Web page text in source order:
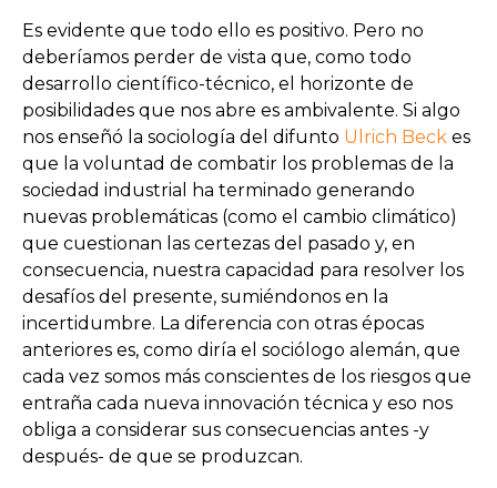
Es evidente que todo ello es positivo. Pero no
deberíamos perder de vista que, como todo
desarrollo científico-técnico, el horizonte de
posibilidades que nos abre es ambivalente. Si algo
nos enseñó la sociología del difunto Ulrich Beck es
que la voluntad de combatir los problemas de la
sociedad industrial ha terminado generando
nuevas problemáticas (como el cambio climático)
que cuestionan las certezas del pasado y, en
consecuencia, nuestra capacidad para resolver los
desafíos del presente, sumiéndonos en la
incertidumbre. La diferencia con otras épocas
anteriores es, como diría el sociólogo alemán, que
cada vez somos más conscientes de los riesgos que
entraña cada nueva innovación técnica y eso nos
obliga a considerar sus consecuencias antes -y
después- de que se produzcan.